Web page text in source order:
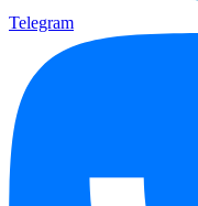
Telegram